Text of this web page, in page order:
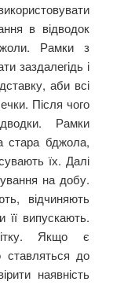
в відводок
Рамки з
заздалегідь і
аби всі
Після чого
Рамки
стара бджола,
їх. Далі
на добу.
відчиняють
її випускають.
Якщо є
ставляться до
наявність